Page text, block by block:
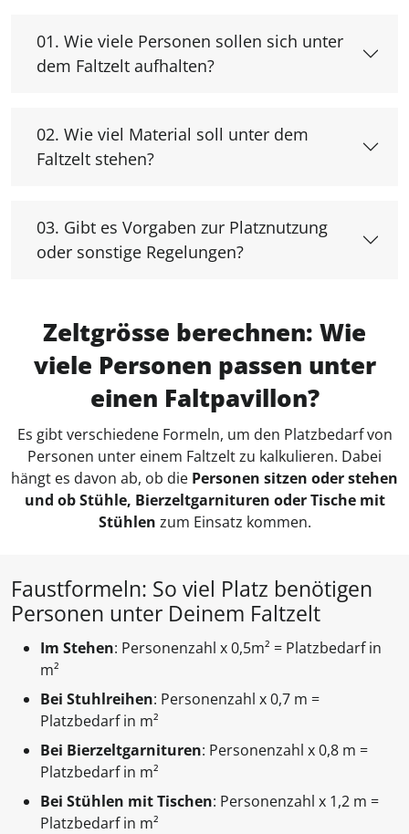
01. Wie viele Personen sollen sich unter
dem Faltzelt aufhalten?
02. Wie viel Material soll unter dem
Faltzelt stehen?
03. Gibt es Vorgaben zur Platznutzung
oder sonstige Regelungen?
Zeltgrösse berechnen: Wie
viele Personen passen unter
einen Faltpavillon?
Es gibt verschiedene Formeln, um den Platzbedarf von
Personen unter einem Faltzelt zu kalkulieren. Dabei
hängt es davon ab, ob die Personen sitzen oder stehen
und ob Stühle, Bierzeltgarnituren oder Tische mit
Stühlen zum Einsatz kommen.
Faustformeln: So viel Platz benötigen
Personen unter Deinem Faltzelt
Im Stehen: Personenzahl x 0,5m² = Platzbedarf in
m²
Bei Stuhlreihen: Personenzahl x 0,7 m =
Platzbedarf in m²
Bei Bierzeltgarnituren: Personenzahl x 0,8 m =
Platzbedarf in m²
Bei Stühlen mit Tischen: Personenzahl x 1,2 m =
Platzbedarf in m²